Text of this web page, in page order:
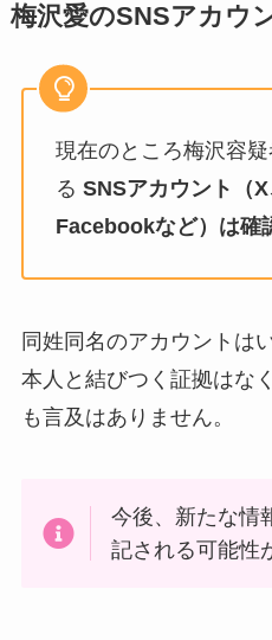
梅沢愛のSNSアカウ
現在のところ梅沢容
る SNSアカウント（
Facebookなど）は確
同姓同名のアカウントは
本人と結びつく証拠はな
も言及はありません。
今後、新たな情
記される可能性